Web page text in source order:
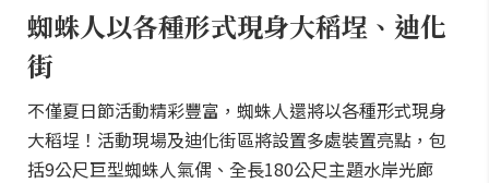
蜘蛛人以各種形式現身大稻埕、迪化
街
不僅夏日節活動精彩豐富，蜘蛛人還將以各種形式現身
大稻埕！活動現場及迪化街區將設置多處裝置亮點，包
括9公尺巨型蜘蛛人氣偶、全長180公尺主題水岸光廊